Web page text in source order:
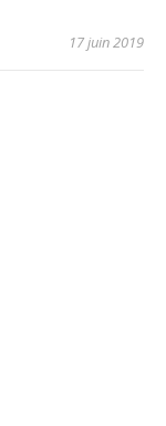
17 juin 2019